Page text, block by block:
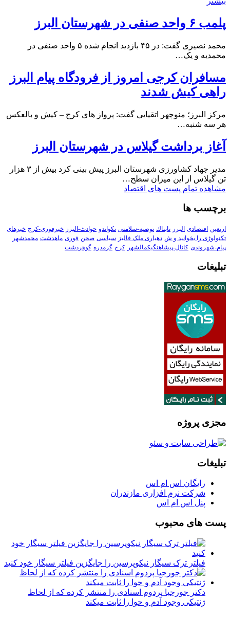
پلمب ۶ واحد صنفی در شهرستان البرز
محمد نصیری گفت: در ۴۵ بازدید انجام شده ۵ واحد صنفی در
محمدیه و یک…
مسافران کرجی امروز از فرودگاه پیام البرز
راهی کیش شدند
مرکز البرز؛ منوچهر اتقیایی گفت: پرواز های کرج – کیش و بالعکس
هر سه شنبه…
آغاز برداشت گیلاس در شهرستان البرز
مدیر جهاد کشاورزی شهرستان البرز پیش بینی کرد بیش از ۳ هزار
تن گیلاس از این میزان سطح…
مشاهده تمام پست های اقتصاد
برچسب ها
اربعین اقتصادی البرز تابناك توصیه-سلامتی تکواندو حوادث-البرز خبرفوری-کرج خبرهای
تکنولوڑی را بخوانید و ش دهیاری ملک فالیز سیاسی صحن فوری ماهدشت محمدشهر
پیام-شهروندی کانال-پیشاهنگیکمالشهر کرج گرمدره گوهردشت
تبلیغات
مجزی پروژه
تبلیغات
رایگان اس ام اس
شرکت نرم افزاری مازندران
پنل اس ام اس
پست های محبوب
فیلتر ترک سیگار نیکوپرسین را جایگزین فیلتر سیگار خود کنید
دکتر جورجیا پردوم اسنادی را منتشر کرده که از لحاظ
ژنتیکی وجود آدم و حوا را ثابت میکند